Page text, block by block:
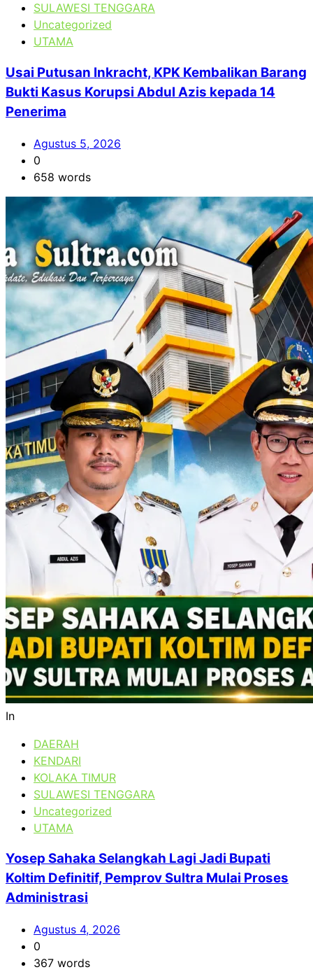
SULAWESI TENGGARA
Uncategorized
UTAMA
Usai Putusan Inkracht, KPK Kembalikan Barang
Bukti Kasus Korupsi Abdul Azis kepada 14
Penerima
Agustus 5, 2026
0
658 words
In
DAERAH
KENDARI
KOLAKA TIMUR
SULAWESI TENGGARA
Uncategorized
UTAMA
Yosep Sahaka Selangkah Lagi Jadi Bupati
Koltim Definitif, Pemprov Sultra Mulai Proses
Administrasi
Agustus 4, 2026
0
367 words